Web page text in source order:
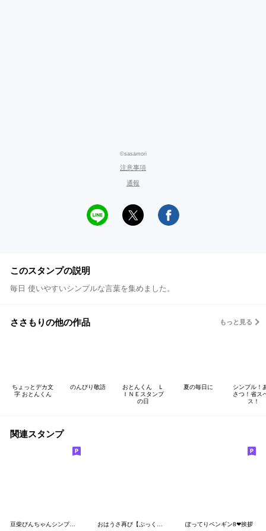
©sasamori
注意事項
通報
このスタンプの説明
毎日 使いやすいシンプルな言葉を集めました。
ささもりの他の作品 もっと見る
ちょっとデカ文
字 おとんくん
のんびり敬語
おとんくん Ｌ
ＩＮＥスタンプ
の日
夏の毎日に
シンプル！
さつ！省ス
ス！
関連スタンプ
豆柴ぴんちゃんシンプルあいさつ おはうさ再び【ぷっくりシール風】 ぽってりペンギン8❤挨拶